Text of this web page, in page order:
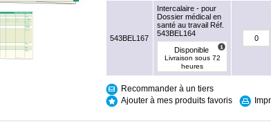
543BEL167
Intercalaire - pour
Dossier médical en
santé au travail Réf.
543BEL164
Disponible
Livraison sous 72
heures
Recommander à un tiers
Ajouter à mes produits favoris